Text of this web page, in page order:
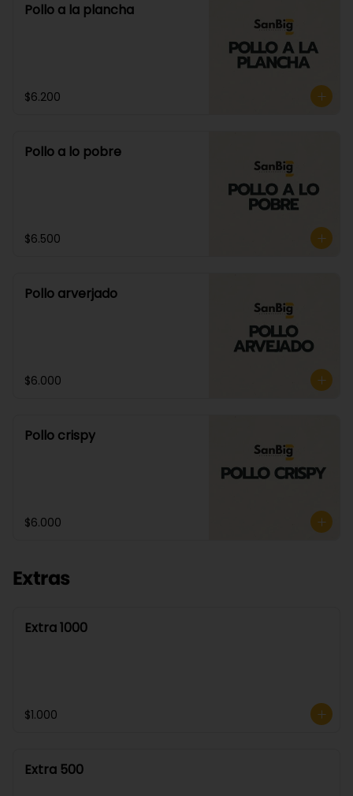
Pollo a la plancha
$6.200
Pollo a lo pobre
$6.500
Pollo arverjado
$6.000
Pollo crispy
$6.000
Extras
Extra 1000
$1.000
Extra 500